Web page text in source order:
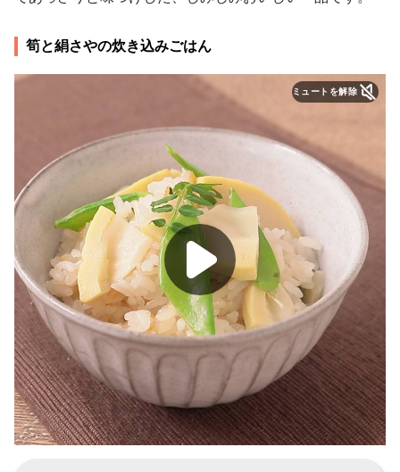
筍と絹さやの炊き込みごはん
ミュートを解除